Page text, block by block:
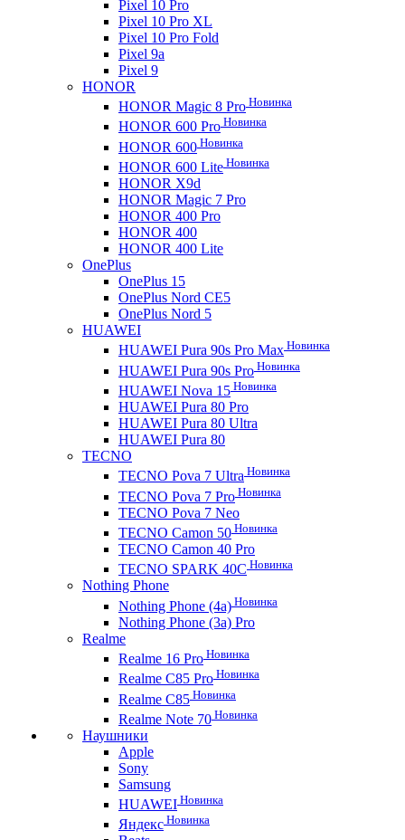
Pixel 10 Pro
Pixel 10 Pro XL
Pixel 10 Pro Fold
Pixel 9a
Pixel 9
HONOR
HONOR Magic 8 Pro Новинка
HONOR 600 Pro Новинка
HONOR 600 Новинка
HONOR 600 Lite Новинка
HONOR X9d
HONOR Magic 7 Pro
HONOR 400 Pro
HONOR 400
HONOR 400 Lite
OnePlus
OnePlus 15
OnePlus Nord CE5
OnePlus Nord 5
HUAWEI
HUAWEI Pura 90s Pro Max Новинка
HUAWEI Pura 90s Pro Новинка
HUAWEI Nova 15 Новинка
HUAWEI Pura 80 Pro
HUAWEI Pura 80 Ultra
HUAWEI Pura 80
TECNO
TECNO Pova 7 Ultra Новинка
TECNO Pova 7 Pro Новинка
TECNO Pova 7 Neo
TECNO Camon 50 Новинка
TECNO Camon 40 Pro
TECNO SPARK 40C Новинка
Nothing Phone
Nothing Phone (4a) Новинка
Nothing Phone (3a) Pro
Realme
Realme 16 Pro Новинка
Realme C85 Pro Новинка
Realme C85 Новинка
Realme Note 70 Новинка
Наушники
Apple
Sony
Samsung
HUAWEI Новинка
Яндекс Новинка